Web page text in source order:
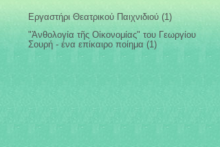
Εργαστήρι Θεατρικού Παιχνιδιού(1)
"Ἀνθολογία τῆς Οἰκονομίας" του Γεωργίου
Σουρή - ένα επίκαιρο ποίημα (1)